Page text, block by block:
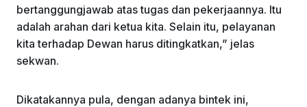
bertanggungjawab atas tugas dan pekerjaannya. Itu
adalah arahan dari ketua kita. Selain itu, pelayanan
kita terhadap Dewan harus ditingkatkan,” jelas
sekwan.
Dikatakannya pula, dengan adanya bintek ini,